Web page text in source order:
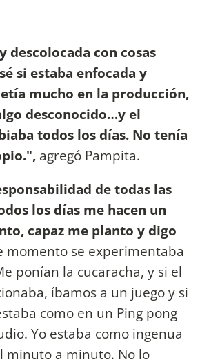
descolocada con cosas
si estaba enfocada y
mucho en la producción,
desconocido…y el
todos los días. No tenía
agregó Pampita.
de todas las
los días me hacen un
capaz me planto y digo
momento se experimentaba
ponían la cucaracha, y si el
íbamos a un juego y si
como en un Ping pong
Yo estaba como ingenua
minuto a minuto. No lo